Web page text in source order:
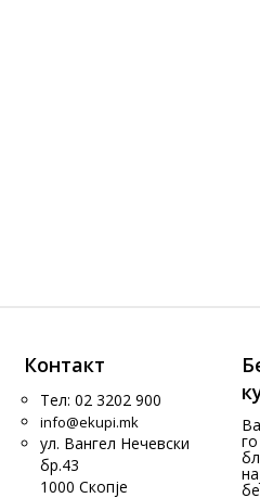
Контакт
Тел: 02 3202 900
info@ekupi.mk
ул. Вангел Нечевски
бр.43
1000 Скопје